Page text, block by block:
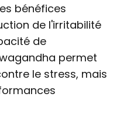
bénéfices
de l'irritabilité
de
permet
le stress, mais